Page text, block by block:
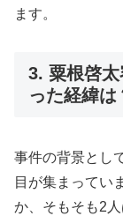
ます。
3. 粟根啓
った経緯は
事件の背景とし
目が集まってい
か、そもそも2